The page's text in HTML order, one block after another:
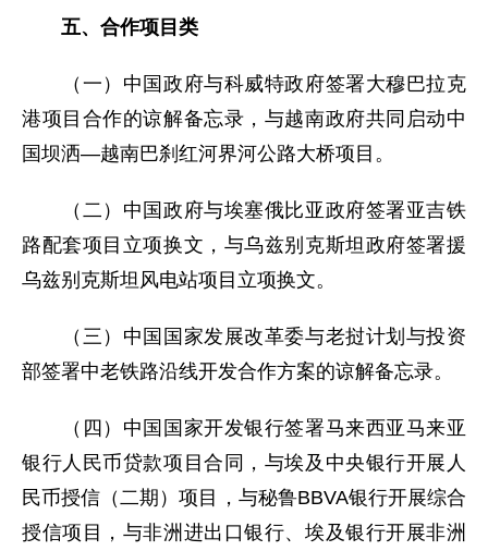
五、合作项目类
（一）中国政府与科威特政府签署大穆巴拉克
港项目合作的谅解备忘录，与越南政府共同启动中
国坝洒—越南巴刹红河界河公路大桥项目。
（二）中国政府与埃塞俄比亚政府签署亚吉铁
路配套项目立项换文，与乌兹别克斯坦政府签署援
乌兹别克斯坦风电站项目立项换文。
（三）中国国家发展改革委与老挝计划与投资
部签署中老铁路沿线开发合作方案的谅解备忘录。
（四）中国国家开发银行签署马来西亚马来亚
银行人民币贷款项目合同，与埃及中央银行开展人
民币授信（二期）项目，与秘鲁BBVA银行开展综合
授信项目，与非洲进出口银行、埃及银行开展非洲